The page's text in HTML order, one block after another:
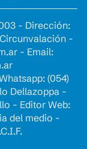
- Dirección:
-
- Email:
(054)
Dellazoppa -
- Editor Web:
del medio -